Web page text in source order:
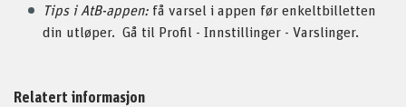
Tips i AtB-appen: få varsel i appen før enkeltbilletten
din utløper. Gå til Profil - Innstillinger - Varslinger.
Relatert informasjon